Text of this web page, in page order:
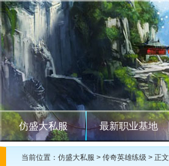
仿盛大私服 最新职业基地
当前位置： 仿盛大私服 > 传奇英雄练级 > 正文